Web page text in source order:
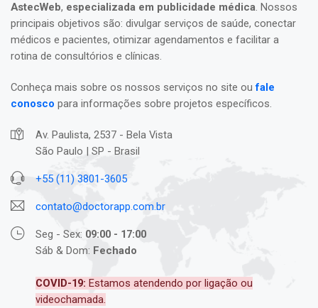
AstecWeb, especializada em publicidade médica. Nossos
principais objetivos são: divulgar serviços de saúde, conectar
médicos e pacientes, otimizar agendamentos e facilitar a
rotina de consultórios e clínicas.
Conheça mais sobre os nossos serviços no site oufale
conosco para informações sobre projetos específicos.
Av. Paulista, 2537 - Bela Vista
São Paulo | SP - Brasil
+55 (11) 3801-3605
contato@doctorapp.com.br
Seg - Sex: 09:00 - 17:00
Sáb & Dom: Fechado
COVID-19: Estamos atendendo por ligação ou
videochamada.